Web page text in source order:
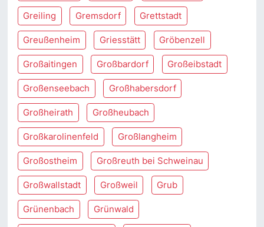
Greiling Gremsdorf Grettstadt
Greußenheim Griesstätt Gröbenzell
Großaitingen Großbardorf Großeibstadt
Großenseebach Großhabersdorf
Großheirath Großheubach
Großkarolinenfeld Großlangheim
Großostheim Großreuth bei Schweinau
Großwallstadt Großweil Grub
Grünenbach Grünwald